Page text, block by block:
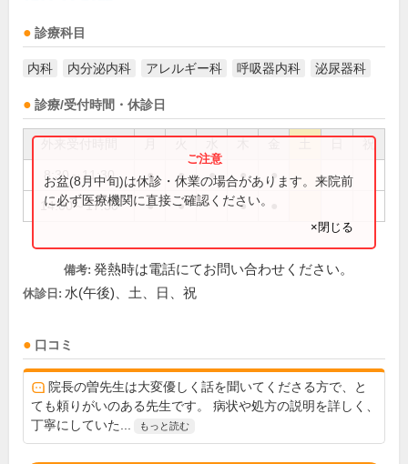
診療科目
内科 内分泌内科 アレルギー科 呼吸器内科 泌尿器科
診療/受付時間・休診日
祝
8:30～11:30 ● ● ● ● ●
14:00～17:30 ● ● ●
お盆(8月中旬)は休診・休業の場合があります。来院前
に必ず医療機関に直接ご確認ください。
×閉じる
備考: 発熱時は電話にてお問い合わせください。
休診日: 水(午後)、土、日、祝
口コミ
院長の曽先生は大変優しく話を聞いてくださる方で、と
ても頼りがいのある先生です。 病状や処方の説明を詳しく、
丁寧にしていた...
もっと読む